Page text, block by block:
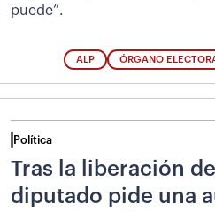
puede”.
ALP ÓRGANO
Política
Tras la liberación
diputado pide una